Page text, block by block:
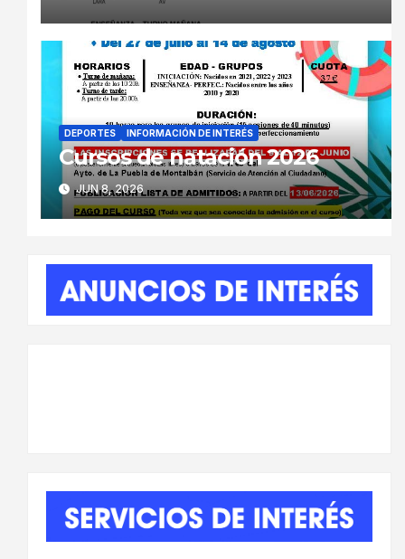
DEPORTES INFORMACIÓN DE INTERÉS
Cursos de natación 2026
JUN 8, 2026